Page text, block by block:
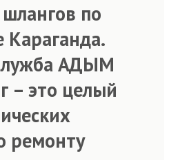
по
Караганда.
АДЫМ
– это целый
ремонту